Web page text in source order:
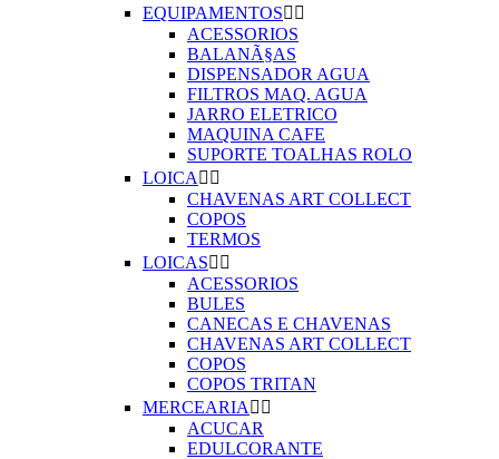
EQUIPAMENTOS 
ACESSORIOS
BALANÃ§AS
DISPENSADOR AGUA
FILTROS MAQ. AGUA
JARRO ELETRICO
MAQUINA CAFE
SUPORTE TOALHAS ROLO
LOICA  
CHAVENAS ART COLLECT
COPOS
TERMOS
LOICAS 
ACESSORIOS
BULES
CANECAS E CHAVENAS
CHAVENAS ART COLLECT
COPOS
COPOS TRITAN
MERCEARIA  
ACUCAR
EDULCORANTE